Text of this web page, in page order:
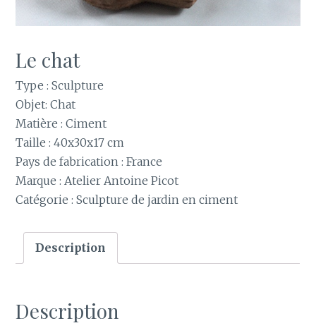
Le chat
Type : Sculpture
Objet: Chat
Matière : Ciment
Taille : 40x30x17 cm
Pays de fabrication : France
Marque : Atelier Antoine Picot
Catégorie :Sculpture de jardin en ciment
Description
Description